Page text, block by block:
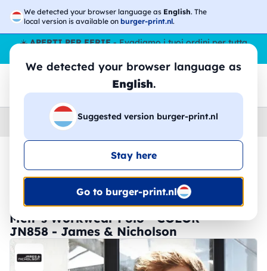
We detected your browser language as English. The
local version is available on burger-print.nl.
We detected your browser language as
English.
Suggested version burger-print.nl
Stay here
Go to burger-print.nl
☀️APERTI PER FERIE- Evadiamo i tuoi ordini per tutta
Polo › Uomo
🔥 -30% Stampa DTF
Men´s Workwear Polo - COLOR - -
JN858 - James & Nicholson